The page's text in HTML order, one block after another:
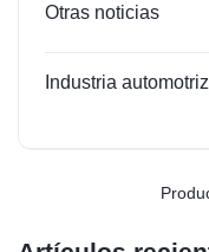
Otras noticias
Industria automotriz